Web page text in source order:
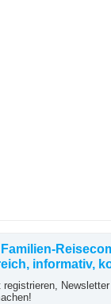
informativ,
registrieren,